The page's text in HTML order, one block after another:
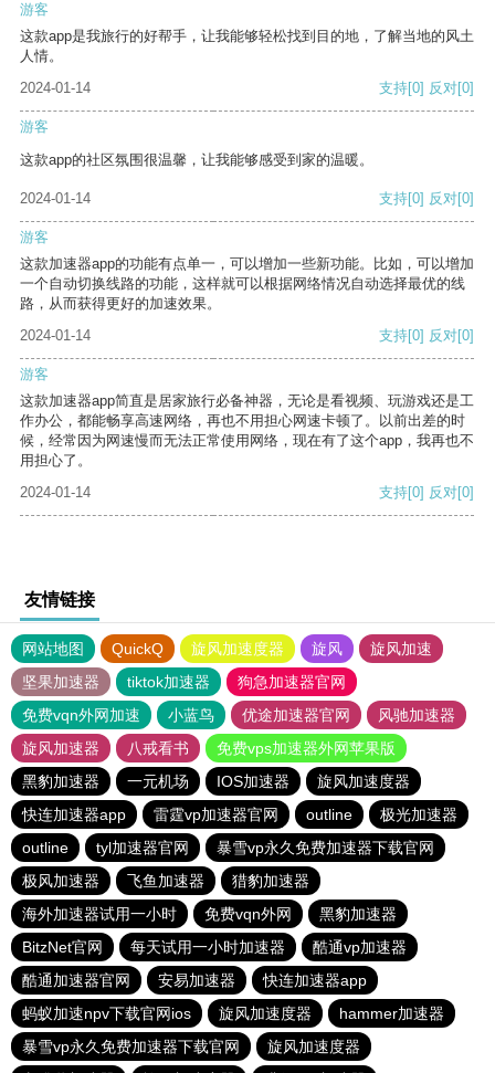
游客
这款app是我旅行的好帮手，让我能够轻松找到目的地，了解当地的风土
人情。
2024-01-14
支持[0] 反对[0]
游客
这款app的社区氛围很温馨，让我能够感受到家的温暖。
2024-01-14 支持[0] 反对[0]
游客
这款加速器app的功能有点单一，可以增加一些新功能。比如，可以增加
一个自动切换线路的功能，这样就可以根据网络情况自动选择最优的线
路，从而获得更好的加速效果。
2024-01-14
支持[0] 反对[0]
游客
这款加速器app简直是居家旅行必备神器，无论是看视频、玩游戏还是工
作办公，都能畅享高速网络，再也不用担心网速卡顿了。以前出差的时
候，经常因为网速慢而无法正常使用网络，现在有了这个app，我再也不
用担心了。
2024-01-14
支持[0] 反对[0]
友情链接
网站地图 QuickQ 旋风加速度器 旋风
旋风加速
坚果加速器
tiktok加速器
狗急加速器官网
免费vqn外网加速
小蓝鸟 优途加速器官网
风驰加速器
旋风加速器
八戒看书
免费vps加速器外网苹果版
黑豹加速器
一元机场 IOS加速器
旋风加速度器
快连加速器app
雷霆vp加速器官网 outline
极光加速器
outline
tyl加速器官网
暴雪vp永久免费加速器下载官网
极风加速器
飞鱼加速器
猎豹加速器
海外加速器试用一小时
免费vqn外网
黑豹加速器
BitzNet官网
每天试用一小时加速器
酷通vp加速器
酷通加速器官网
安易加速器
快连加速器app
蚂蚁加速npv下载官网ios
旋风加速度器
hammer加速器
暴雪vp永久免费加速器下载官网
旋风加速度器